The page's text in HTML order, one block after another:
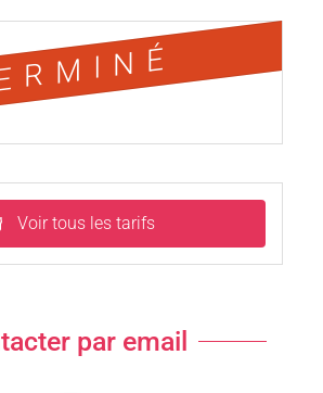
Voir tous les tarifs
par email